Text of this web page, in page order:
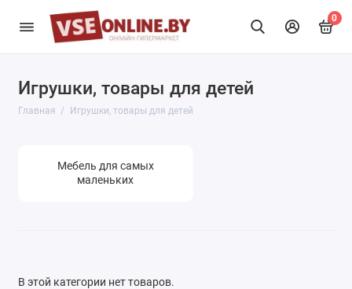
0
Игрушки, товары для детей
Главная Игрушки, товары для детей
Мебель для самых маленьких
Мебель для самых
маленьких
В этой категории нет товаров.